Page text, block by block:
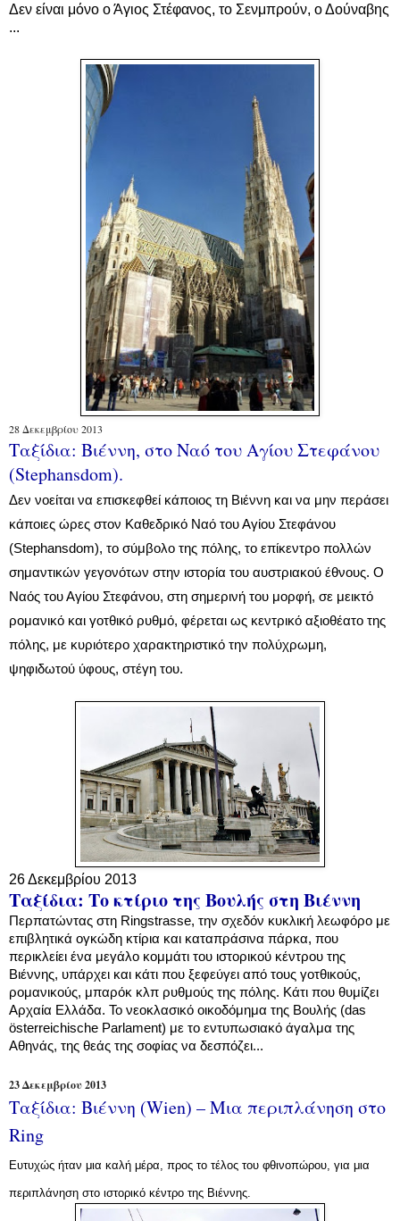
Δεν είναι μόνο ο Άγιος Στέφανος, το Σενμπρούν, ο Δούναβης
...
28 Δεκεμβρίου 2013
Ταξίδια: Βιέννη, στο Ναό του Αγίου Στεφάνου
(Stephansdom).
Δεν νοείται να επισκεφθεί κάποιος τη Βιέννη και να μην περάσει
κάποιες ώρες στον Καθεδρικό Ναό του Αγίου Στεφάνου
(Stephansdom), το σύμβολο της πόλης, το επίκεντρο πολλών
σημαντικών γεγονότων στην ιστορία του αυστριακού έθνους. Ο
Ναός του Αγίου Στεφάνου, στη σημερινή του μορφή, σε μεικτό
ρομανικό και γοτθικό ρυθμό, φέρεται ως κεντρικό αξιοθέατο της
πόλης, με κυριότερο χαρακτηριστικό την πολύχρωμη,
ψηφιδωτού ύφους, στέγη του.
26 Δεκεμβρίου 2013
Ταξίδια: Το κτίριο της Βουλής στη Βιέννη
Περπατώντας στη Ringstrasse, την σχεδόν κυκλική λεωφόρο με
επιβλητικά ογκώδη κτίρια και καταπράσινα πάρκα, που
περικλείει ένα μεγάλο κομμάτι του ιστορικού κέντρου της
Βιέννης, υπάρχει και κάτι που ξεφεύγει από τους γοτθικούς,
ρομανικούς, μπαρόκ κλπ ρυθμούς της πόλης. Κάτι που θυμίζει
Αρχαία Ελλάδα. Το νεοκλασικό οικοδόμημα της Βουλής (das
österreichische Parlament) με το εντυπωσιακό άγαλμα της
Αθηνάς, της θεάς της σοφίας να δεσπόζει...
23 Δεκεμβρίου 2013
Ταξίδια: Βιέννη (Wien) – Μια περιπλάνηση στο
Ring
Ευτυχώς ήταν μια καλή μέρα, προς το τέλος του φθινοπώρου, για μια
περιπλάνηση στο ιστορικό κέντρο της Βιέννης.